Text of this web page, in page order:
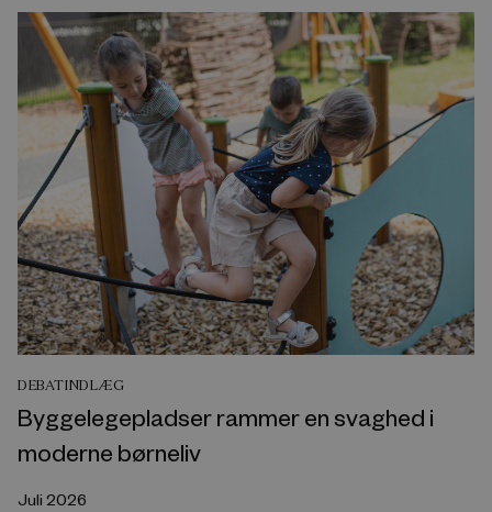
DEBATINDLÆG
Byggelegepladser rammer en svaghed i
moderne børneliv
Juli 2026